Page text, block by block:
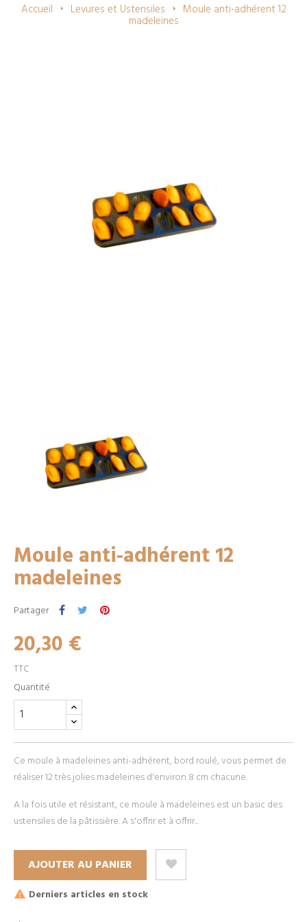
navigation
Accueil Levures et Ustensiles Moule anti-adhérent 12
madeleines
Moule anti-adhérent 12
madeleines
Partager
20,30 €
TTC
Quantité
Ce moule à madeleines anti-adhérent, bord roulé, vous permet de
réaliser 12 très jolies madeleines d'environ 8 cm chacune.
A la fois utile et résistant, ce moule à madeleines est un basic des
ustensiles de la pâtissière. A s'offrir et à offrir...
AJOUTER AU PANIER
Derniers articles en stock